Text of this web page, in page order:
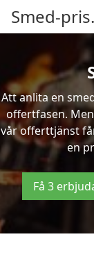
Smed-
Att anlita en
offertfasen.
vår offerttjänst
en
Få 3